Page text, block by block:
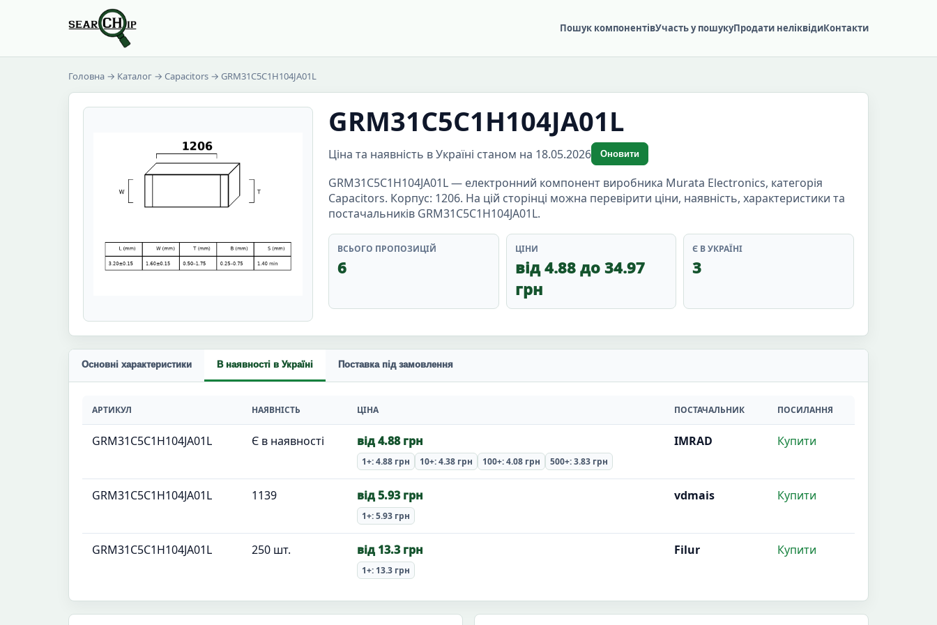
Пошук компонентівУчасть у пошукуПродати неліквідиКонтакти
Головна → Каталог → Capacitors → GRM31C5C1H104JA01L
GRM31C5C1H104JA01L
Ціна та наявність в Україні станом на 18.05.2026 Оновити
GRM31C5C1H104JA01L — електронний компонент виробника Murata Electronics, категорія
Capacitors. Корпус: 1206. На цій сторінці можна перевірити ціни, наявність, характеристики та
постачальників GRM31C5C1H104JA01L.
ВСЬОГО ПРОПОЗИЦІЙ
6
ЦІНИ
від 4.88 до 34.97
грн
Є В УКРАЇНІ
3
Основні характеристики В наявності в Україні Поставка під замовлення
АРТИКУЛ НАЯВНІСТЬ ЦІНА ПОСТАЧАЛЬНИК ПОСИЛАННЯ
GRM31C5C1H104JA01L Є в наявності від 4.88 грн
1+: 4.88 грн 10+: 4.38 грн 100+: 4.08 грн 500+: 3.83 грн
IMRAD Купити
GRM31C5C1H104JA01L 1139 від 5.93 грн
1+: 5.93 грн
vdmais Купити
GRM31C5C1H104JA01L 250 шт. від 13.3 грн
1+: 13.3 грн
Filur Купити